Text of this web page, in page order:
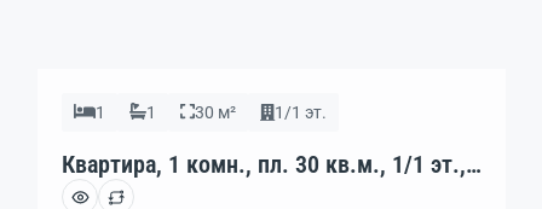
1 1 30 м² 1/1 эт.
Квартира, 1 комн., пл. 30 кв.м., 1/1 эт.,
код: 379228